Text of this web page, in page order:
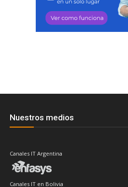
Nuestros medios
Canales IT Argentina
Canales IT en Bolivia